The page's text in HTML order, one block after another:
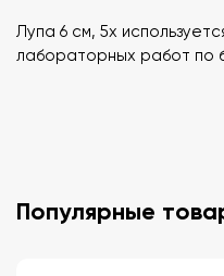
Лупа 6 см, 5х
лабораторных работ по
Популярные